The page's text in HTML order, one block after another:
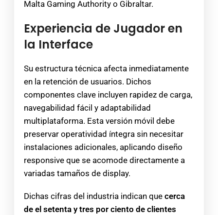
Malta Gaming Authority o Gibraltar.
Experiencia de Jugador en
la Interface
Su estructura técnica afecta inmediatamente
en la retención de usuarios. Dichos
componentes clave incluyen rapidez de carga,
navegabilidad fácil y adaptabilidad
multiplataforma. Esta versión móvil debe
preservar operatividad íntegra sin necesitar
instalaciones adicionales, aplicando diseño
responsive que se acomode directamente a
variadas tamaños de display.
Dichas cifras del industria indican que cerca
de el setenta y tres por ciento de clientes